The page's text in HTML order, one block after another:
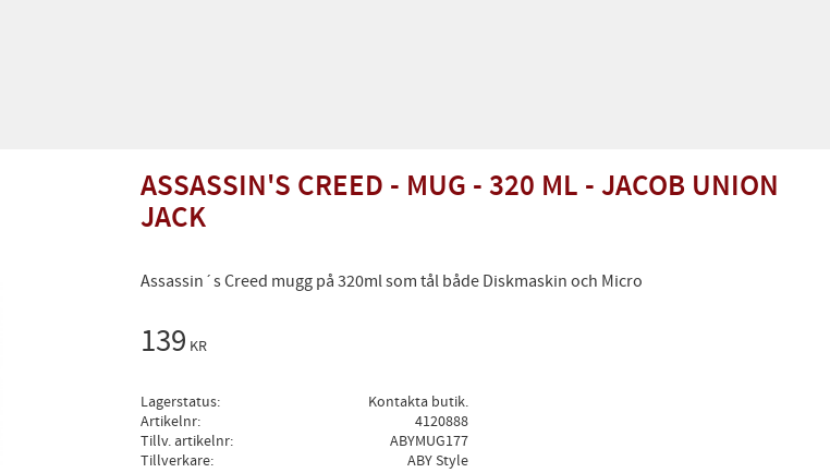
ASSASSIN'S CREED - MUG - 320 ML - JACOB UNION
JACK
Assassin´s Creed mugg på 320ml som tål både Diskmaskin och Micro
139 KR
Lagerstatus
Kontakta butik.
Artikelnr
4120888
Tillv. artikelnr
ABYMUG177
Tillverkare
ABY Style